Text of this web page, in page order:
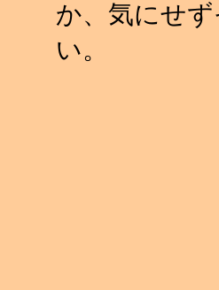
か、気にせ
い。